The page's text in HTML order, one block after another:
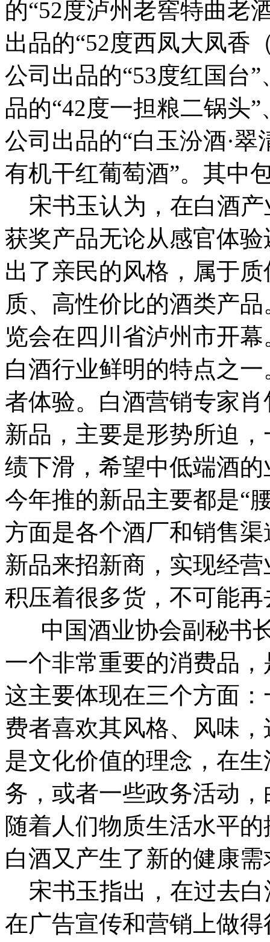
的“52度泸州老窖特曲老
出品的“52度西凤大凤香
公司出品的“53度红国台
品的“42度一担粮二锅头
公司出品的“白玉汾酒·
有机干红葡萄酒”。其中
宋书玉认为，在白酒产
获奖产品无论从感官体
出了亲民的风格，属于
质、高性价比的酒类产品
览会在四川省泸州市开
白酒行业鲜明的特点之一
者体验。 白酒营销专家
新品，主要是形势所迫
绩下滑，希望中低端酒
今年推的新品主要都是“
方面是各个酒厂和销售
新品来招新商，实现经
积压着很多货，不可能
中国酒业协会副秘书
一个非常重要的消费品
这主要体现在三个方面
费者喜欢其风格、风味
是文化价值的理念，在
务，或者一些政务活动
随着人们物质生活水平
白酒又产生了新的健康需
宋书玉指出，在过去白
在广告宣传和营销上做